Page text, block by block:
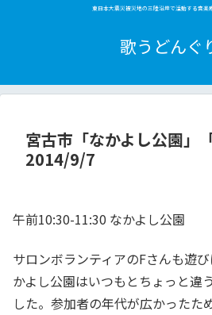
東日本大震災被災地の三陸沿岸で活動する音楽
歌うどんぐ
宮古市「なかよし公園」
2014/9/7
午前10:30-11:30 なかよし公園
サロンボランティアのFさんも遊
かよし公園はいつもとちょっと違
した。参加者の年代が広かったた